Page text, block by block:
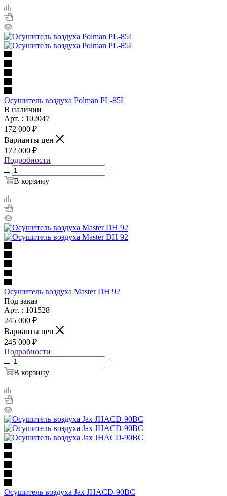
Осушитель воздуха Polman PL-85L
В наличии
Арт. : 102047
172 000 ₽
Варианты цен
172 000 ₽
Подробности
В корзину
Осушитель воздуха Master DH 92
Под заказ
Арт. : 101528
245 000 ₽
Варианты цен
245 000 ₽
Подробности
В корзину
Осушитель воздуха Jax JHACD-90BC